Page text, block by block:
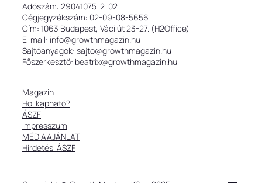
Adószám: 29041075-2-02
Cégjegyzékszám: 02-09-08-5656
Cím: 1063 Budapest, Váci út 23-27. (H2Office)
E-mail: info@growthmagazin.hu
Sajtóanyagok: sajto@growthmagazin.hu
Főszerkesztő: beatrix@growthmagazin.hu
Magazin
Hol kapható?
ÁSZF
Impresszum
MÉDIAAJÁNLAT
Hirdetési ÁSZF